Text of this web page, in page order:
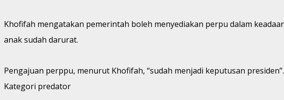
Khofifah mengatakan pemerintah boleh menyediakan perpu dalam
anak sudah darurat.
Pengajuan perppu, menurut Khofifah, “sudah menjadi keputusan presiden”.
Kategori predator